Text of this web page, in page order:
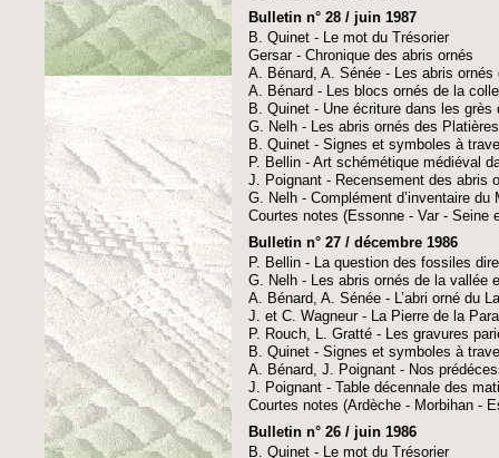
Bulletin n° 28 / juin 1987
B. Quinet - Le mot du Trésorier
Gersar - Chronique des abris ornés
A. Bénard, A. Sénée - Les abris
A. Bénard - Les blocs ornés de la
B. Quinet - Une écriture dans les grès
G. Nelh - Les abris ornés des
B. Quinet - Signes et symboles à
P. Bellin - Art schémétique médiéval
J. Poignant - Recensement des abris
G. Nelh - Complément d’inventaire
Courtes notes (Essonne - Var - Seine
Bulletin n° 27 / décembre 1986
P. Bellin - La question des fossiles
G. Nelh - Les abris ornés de la vallée
A. Bénard, A. Sénée - L’abri orné du
J. et C. Wagneur - La Pierre de la
P. Rouch, L. Gratté - Les gravures
B. Quinet - Signes et symboles à
A. Bénard, J. Poignant - Nos
J. Poignant - Table décennale des
Courtes notes (Ardèche - Morbihan -
Bulletin n° 26 / juin 1986
B. Quinet - Le mot du Trésorier